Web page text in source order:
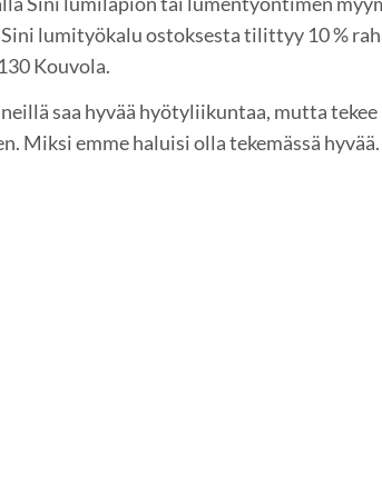
lumityökalu ostoksesta tilittyy 10 %
Kouvola.
saa hyvää hyötyliikuntaa, mutta tekee
Miksi emme haluisi olla tekemässä